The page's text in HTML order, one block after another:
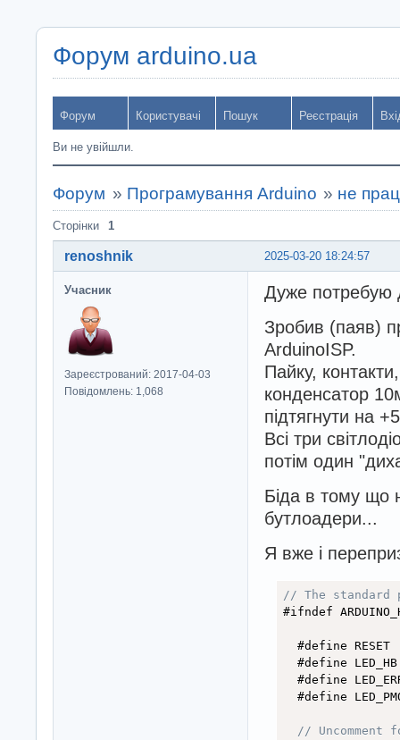
Форум arduino.ua
Форум Користувачі Пошук Реєстрація
Ви не увійшли.
Форум » Програмування Arduino » не
Сторінки 1
2025-03-20 18:24:57
renoshnik
Учасник
Зареєстрований: 2017-04-03
Повідомлень: 1,068
Дуже потребую
Зробив (паяв)
ArduinoISP.
Пайку,
конденсатор
підтягнути на
Всі три
потім один
Біда в тому що
бутлоадери...
Я вже і
// The standard
#ifndef
#define
#define
#define
#define
//